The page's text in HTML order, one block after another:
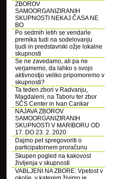
ZBOROV
SAMOORGANIZIRANIH
SKUPNOSTI NEKAJ ČASA NE
BO
Po sedmih letih se vendarle
premika tudi na sodelovanju
ljudi in predstavniki ožje lokalne
skupnosti
Se ne zavedamo, ali pa ne
verjamemo, da lahko s svojo
aktivnostjo veliko pripomoremo v
skupnosti?
Ta teden zbori v Radvanju,
Magdaleni, na Taboru ter zbor
SČS Center in Ivan Cankar
NAJAVA ZBOROV
SAMOORGANIZIRANIH
SKUPNOSTI V MARIBORU OD
17. DO 23. 2. 2020
Dajmo pet spregovoriti o
participatornem proračunu
Skupen pogled na kakovost
življenja v skupnosti
VABLJENI NA ZBORE: Vpetost v